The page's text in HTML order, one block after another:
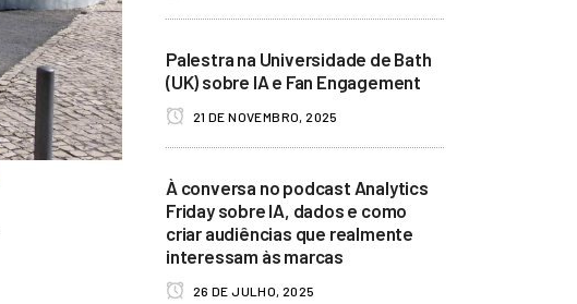
Palestra na Universidade de Bath
(UK) sobre IA e Fan Engagement
21 DE NOVEMBRO, 2025
À conversa no podcast Analytics
Friday sobre IA, dados e como
criar audiências que realmente
interessam às marcas
26 DE JULHO, 2025